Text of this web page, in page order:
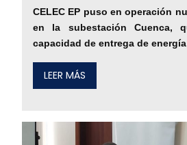
CELEC EP puso en operación
en la subestación Cuenca,
capacidad de entrega de energía
LEER MÁS